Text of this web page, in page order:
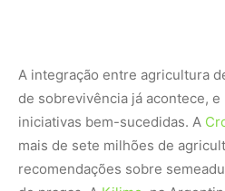
A integração entre agricultura
de sobrevivência já acontece, e
iniciativas bem-sucedidas. A
mais de sete milhões de
recomendações sobre